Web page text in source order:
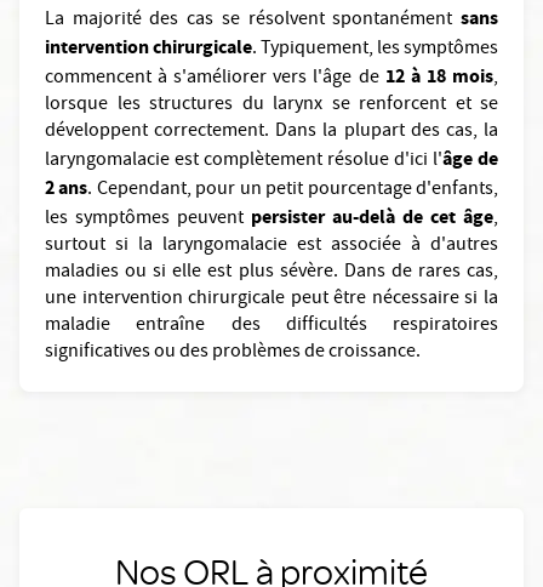
La majorité des cas se résolvent spontanément sans
intervention chirurgicale. Typiquement, les symptômes
commencent à s'améliorer vers l'âge de 12 à 18 mois,
lorsque les structures du larynx se renforcent et se
développent correctement. Dans la plupart des cas, la
laryngomalacie est complètement résolue d'ici l'âge de
2 ans. Cependant, pour un petit pourcentage d'enfants,
les symptômes peuvent persister au-delà de cet âge,
surtout si la laryngomalacie est associée à d'autres
maladies ou si elle est plus sévère. Dans de rares cas,
une intervention chirurgicale peut être nécessaire si la
maladie entraîne des difficultés respiratoires
significatives ou des problèmes de croissance.
Nos ORL à proximité